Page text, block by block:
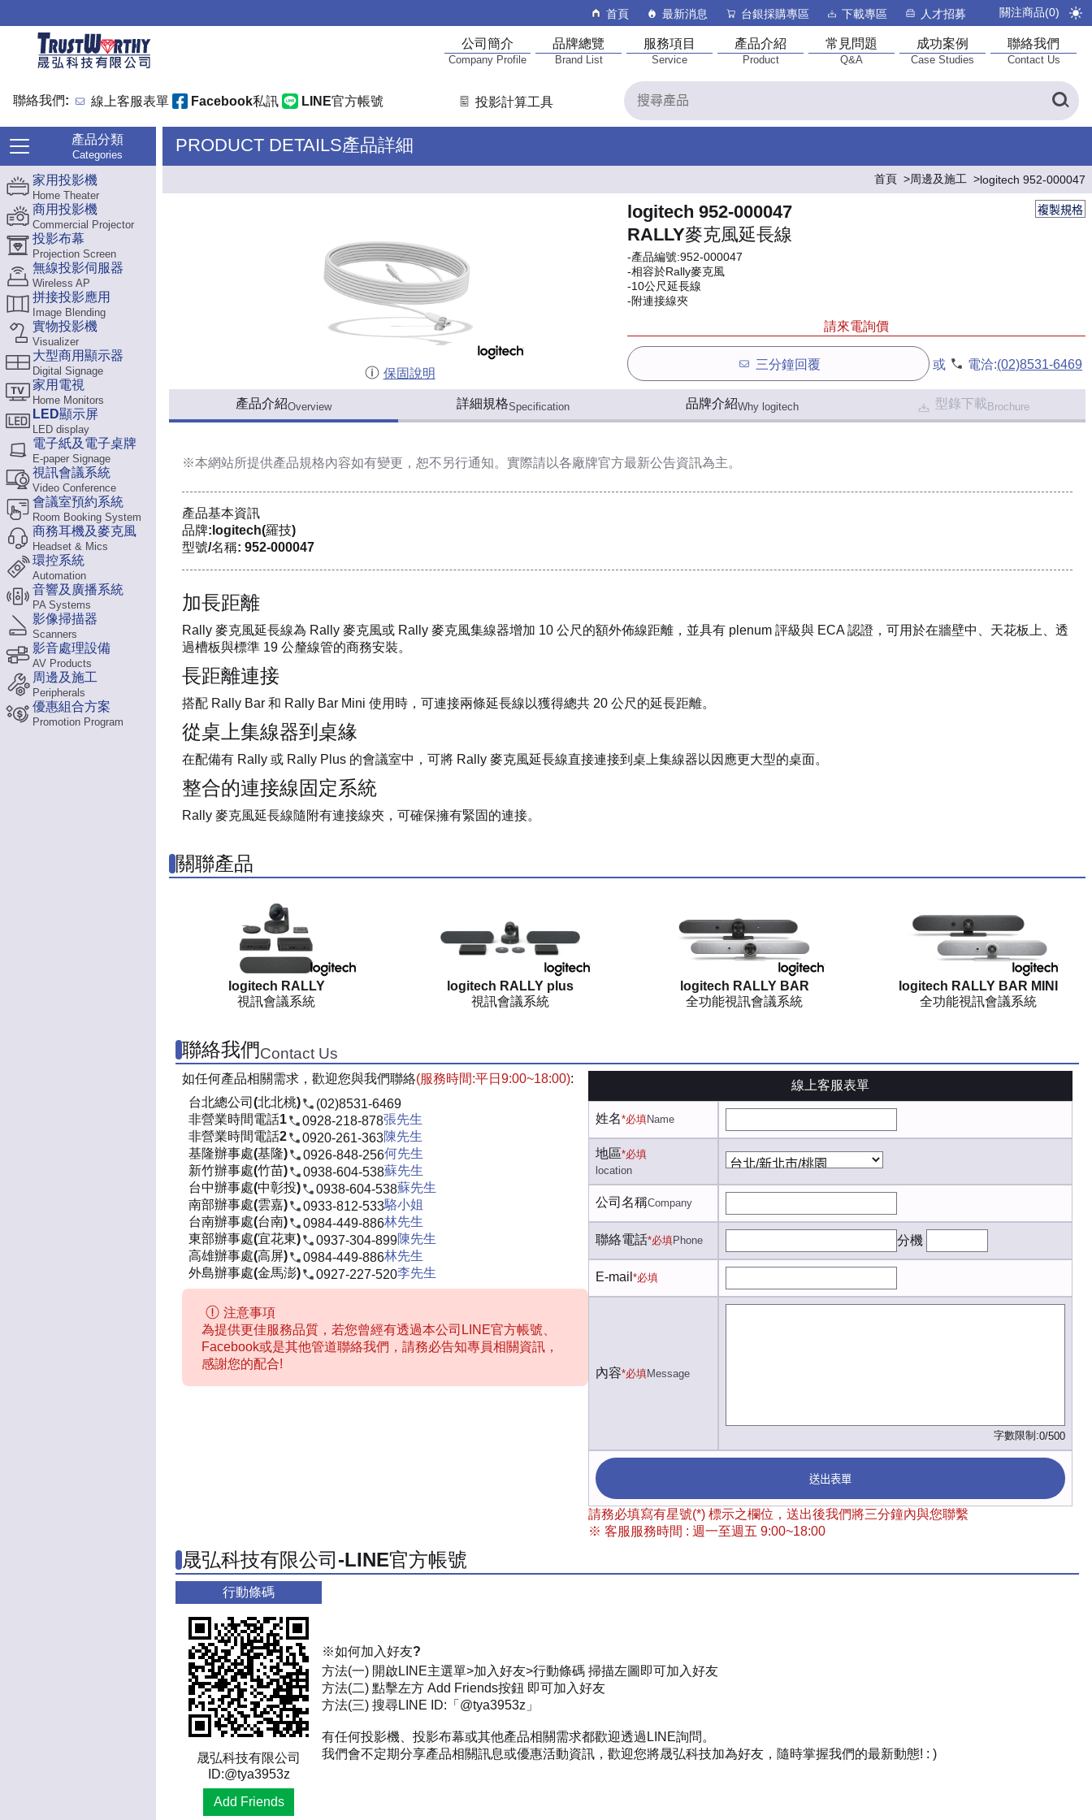
首頁 最新消息 台銀採購專區 下載專區 人才招募 關注商品(0)
公司簡介
Company Profile
品牌總覽
Brand List
服務項目
Service
產品介紹
Product
常見問題
Q&A
成功案例
Case Studies
聯絡我們
Contact Us
聯絡我們: 線上客服表單 Facebook私訊 LINE官方帳號 投影計算工具
產品分類
Categories
家用投影機
Home Theater
商用投影機
Commercial Projector
投影布幕
Projection Screen
無線投影伺服器
Wireless AP
拼接投影應用
Image Blending
實物投影機
Visualizer
大型商用顯示器
Digital Signage
家用電視
Home Monitors
LED顯示屏
LED display
電子紙及電子桌牌
E-paper Signage
視訊會議系統
Video Conference
會議室預約系統
Room Booking System
商務耳機及麥克風
Headset & Mics
環控系統
Automation
音響及廣播系統
PA Systems
影像掃描器
Scanners
影音處理設備
AV Products
周邊及施工
Peripherals
優惠組合方案
Promotion Program
PRODUCT DETAILS產品詳細
首頁 周邊及施工 logitech 952-000047
複製規格
保固說明
logitech 952-000047
RALLY麥克風延長線
-產品編號:952-000047
-相容於Rally麥克風
-10公尺延長線
-附連接線夾
請來電詢價
三分鐘回覆 或 電洽:(02)8531-6469
產品介紹Overview 詳細規格Specification 品牌介紹Why logitech 型錄下載 Brochure
※本網站所提供產品規格內容如有變更，恕不另行通知。實際請以各廠牌官方最新公告資訊為主。
產品基本資訊
品牌:logitech(羅技)
型號/名稱: 952-000047
加長距離
Rally 麥克風延長線為 Rally 麥克風或 Rally 麥克風集線器增加 10 公尺的額外佈線距離，並具有 plenum 評級與 ECA 認證，可用於在牆壁中、天花板上、透
過槽板與標準 19 公釐線管的商務安裝。
長距離連接
搭配 Rally Bar 和 Rally Bar Mini 使用時，可連接兩條延長線以獲得總共 20 公尺的延長距離。
從桌上集線器到桌緣
在配備有 Rally 或 Rally Plus 的會議室中，可將 Rally 麥克風延長線直接連接到桌上集線器以因應更大型的桌面。
整合的連接線固定系統
Rally 麥克風延長線隨附有連接線夾，可確保擁有緊固的連接。
關聯產品
logitech RALLY
視訊會議系統
logitech RALLY plus
視訊會議系統
logitech RALLY BAR
全功能視訊會議系統
logitech RALLY BAR MINI
全功能視訊會議系統
聯絡我們Contact Us
如任何產品相關需求，歡迎您與我們聯絡(服務時間:平日9:00~18:00):
台北總公司(北北桃)
(02)8531-6469
非營業時間電話1
0928-218-878張先生
非營業時間電話2
0920-261-363陳先生
基隆辦事處(基隆)
0926-848-256何先生
新竹辦事處(竹苗)
0938-604-538蘇先生
台中辦事處(中彰投)
0938-604-538蘇先生
南部辦事處(雲嘉)
0933-812-533駱小姐
台南辦事處(台南)
0984-449-886林先生
東部辦事處(宜花東)
0937-304-899陳先生
高雄辦事處(高屏)
0984-449-886林先生
外島辦事處(金馬澎)
0927-227-520李先生
注意事項
為提供更佳服務品質，若您曾經有透過本公司LINE官方帳號、
Facebook或是其他管道聯絡我們，請務必告知專員相關資訊，
感謝您的配合!
線上客服表單
姓名*必填Name
地區*必填
location
公司名稱Company
聯絡電話*必填Phone 分機
E-mail *必填
內容*必填Message
字數限制:0/500
送出表單
請務必填寫有星號(*) 標示之欄位，送出後我們將三分鐘內與您聯繫
※ 客服服務時間 : 週一至週五 9:00~18:00
晟弘科技有限公司-LINE官方帳號
行動條碼
晟弘科技有限公司
ID:@tya3953z
Add Friends
※如何加入好友?
方法(一) 開啟LINE主選單>加入好友>行動條碼 掃描左圖即可加入好友
方法(二) 點擊左方 Add Friends按鈕 即可加入好友
方法(三) 搜尋LINE ID:「@tya3953z」
有任何投影機、投影布幕或其他產品相關需求都歡迎透過LINE詢問。
我們會不定期分享產品相關訊息或優惠活動資訊，歡迎您將晟弘科技加為好友，隨時掌握我們的最新動態! : )